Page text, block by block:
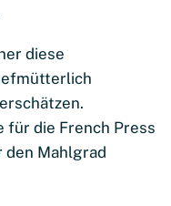
diese
für die French Press
den Mahlgrad